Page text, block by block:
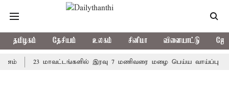
தமிழகம் தேசியம் உலகம் சினிமா விளையாட்டு
23 மாவட்டங்களில் இரவு 7 மணிவரை மழை பெய்ய வாய்ப்பு